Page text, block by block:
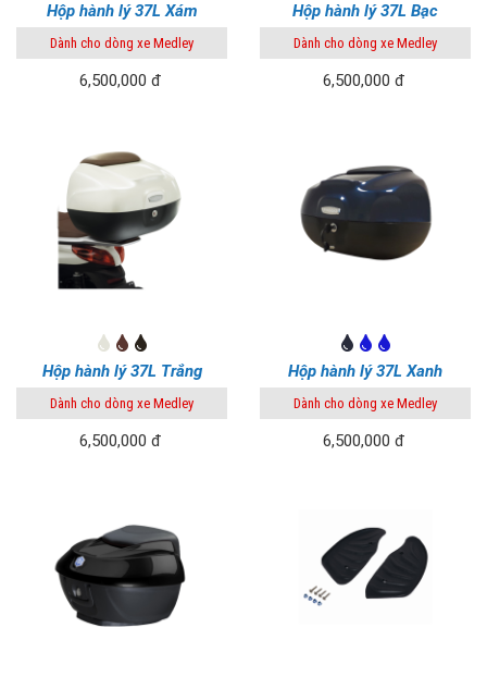
Hộp hành lý 37L Xám
Dành cho dòng xe Medley
6,500,000 đ
Hộp hành lý 37L Bạc
Dành cho dòng xe Medley
6,500,000 đ
Hộp hành lý 37L Trắng
Dành cho dòng xe Medley
6,500,000 đ
Hộp hành lý 37L Xanh
Dành cho dòng xe Medley
6,500,000 đ